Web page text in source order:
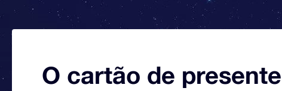
O cartão de